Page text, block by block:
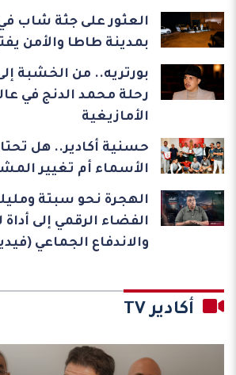
العثور على جثة شاب
بمدينة طاطا والأمن
بورتريه.. من الخشبة
رحلة محمد الدنج في
الأمازيغية
حسنية أكادير.. هل
الأسماء أم تغيير
الهجرة نحو سبتة
الفضاء الرقمي إلى
والاندفاع الجماعي
أكادير TV